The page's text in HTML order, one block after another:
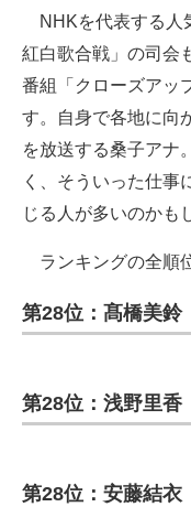
NHKを代表する人
紅白歌合戦」の司会
番組「クローズアッ
す。自身で各地に向
を放送する桑子アナ
く、そういった仕事
じる人が多いのかも
ランキングの全順
第28位：髙橋美鈴
第28位：浅野里香
第28位：安藤結衣